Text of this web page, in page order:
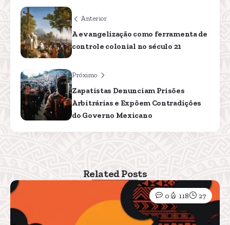
Anterior
A evangelização como ferramenta de
controle colonial no século 21
Próximo
Zapatistas Denunciam Prisões
Arbitrárias e Expõem Contradições
do Governo Mexicano
Related Posts
0 118 27